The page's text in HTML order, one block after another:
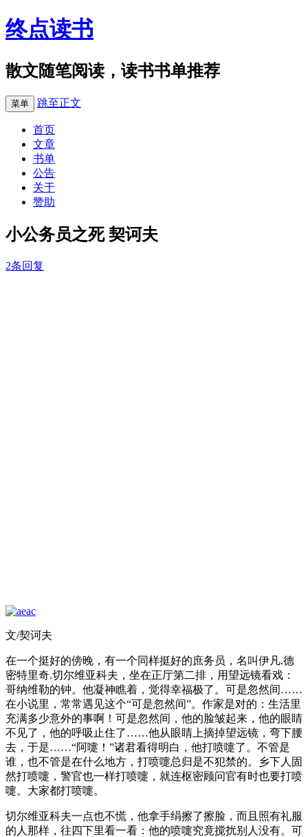
终点读书
散文随笔阅读，读书书单推荐
菜单 跳至正文
首页
文章
书单
公告
关于
赞助
小公务员之死 契诃夫
2条回复
文/契诃夫
在一个挺好的傍晚，有一个同样挺好的庶务员，名叫伊凡.德
密特里奇.切尔维亚科夫，坐在正厅第二排，用望远镜看戏：
哥纳维勒的钟。他凝神瞧着，觉得幸福极了。可是忽然间……
在小说里，常常遇见这个“可是忽然间”。作家是对的：生活里
充满多少意外的事啊！可是忽然间，他的脸皱起来，他的眼睛
不见了，他的呼吸止住了……他从眼睛上摘掉望远镜，弯下腰
去，于是……“阿嚏！”诸君看得明白，他打喷嚏了。不管是
谁，也不管是在什么地方，打喷嚏总归是不犯禁的。乡下人固
然打喷嚏，警官也一样打喷嚏，就连枢密顾问官有时也要打喷
嚏。大家都打喷嚏。
切尔维亚科夫一点也不慌，他拿手绢擦了擦脸，而且照有礼服
的人那样，往四下里看一看：他的喷嚏究竟搅扰别人没有。可